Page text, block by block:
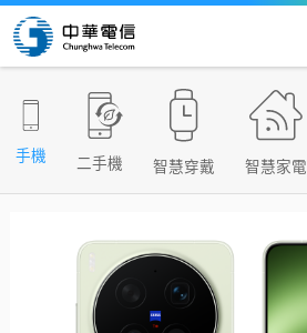
資費合約
手機 二手機 智慧穿戴 智慧家電